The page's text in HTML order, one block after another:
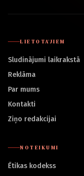
LIETOTĀJIEM
Sludinājumi laikrakstā
Reklāma
Par mums
Kontakti
Ziņo redakcijai
NOTEIKUMI
Ētikas kodekss